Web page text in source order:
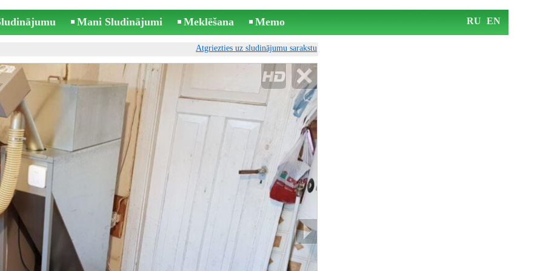
Mani Sludinājumi Meklēšana Memo RU EN
Atgriezties uz sludinājumu sarakstu